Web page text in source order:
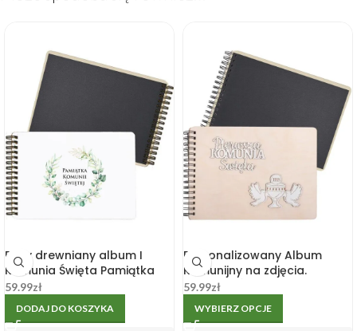
Biały drewniany album I
Komunia Święta Pamiątka
Pierwszej Komunii
59.99zł
DODAJ DO KOSZYKA
Personalizowany Album
Komunijny na zdjęcia.
Komunia Święta
59.99zł
WYBIERZ OPCJE